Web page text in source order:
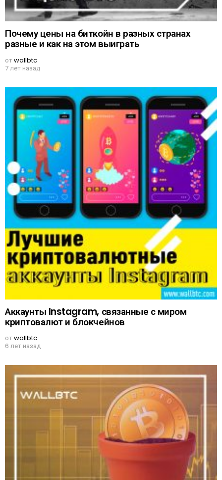
Почему цены на биткойн в разных странах
разные и как на этом выиграть
отwallbtc
7 лет назад
Аккаунты Instagram, связанные с миром
криптовалют и блокчейнов
отwallbtc
6 лет назад